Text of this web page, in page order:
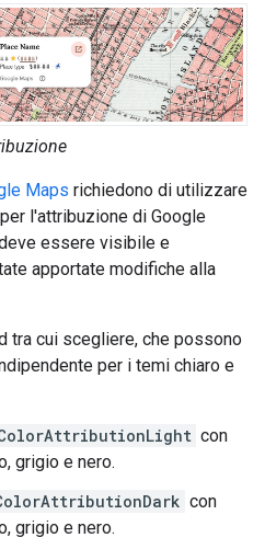
Maps richiedono di utilizzare
l'attribuzione di Google
essere visibile e
apportate modifiche alla
tra cui scegliere, che possono
per i temi chiaro e
con
grigio e nero.
con
grigio e nero.